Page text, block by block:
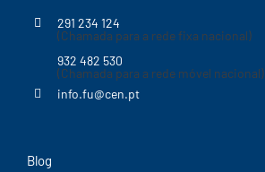
291 234 124
(Chamada para a rede fixa nacional)
932 482 530
(Chamada para a rede móvel nacional)
info.fu@cen.pt
Blog